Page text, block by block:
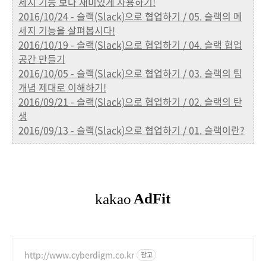
2016/10/24 - 슬랙(Slack)으로 협업하기 / 05. 슬랙의 메
세지 기능을 살펴봅시다!
2016/10/19 - 슬랙(Slack)으로 협업하기 / 04. 슬랙 협업
공간 만들기
2016/10/05 - 슬랙(Slack)으로 협업하기 / 03. 슬랙의 팀
개념 제대로 이해하기!
2016/09/21 - 슬랙(Slack)으로 협업하기 / 02. 슬랙의 탄
생
2016/09/13 - 슬랙(Slack)으로 협업하기 / 01. 슬랙이란?
http://www.cyberdigm.co.kr 광고